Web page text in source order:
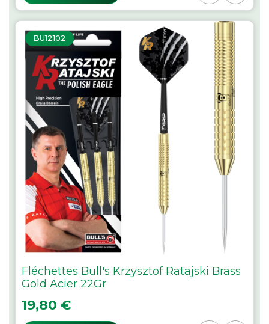
BU12102
Fléchettes Bull's Krzysztof Ratajski Brass
Gold Acier 22Gr
Prix
19,80 €